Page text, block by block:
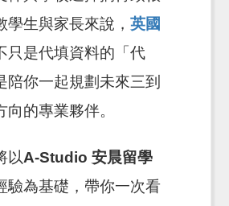
學生與家長來說，英國
只是代填資料的「代
陪你一起規劃未來三到
向的專業夥伴。
以A-Studio 安晨留學
驗為基礎，帶你一次看